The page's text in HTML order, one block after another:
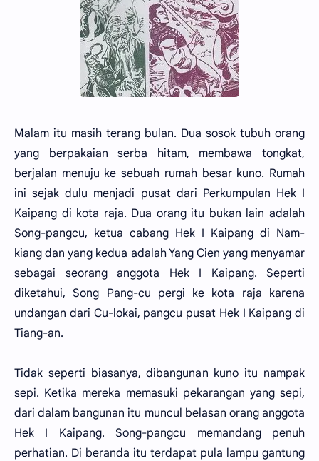
Malam itu masih terang bulan. Dua sosok tubuh orang
yang berpakaian serba hitam, membawa tongkat,
berjalan menuju ke sebuah rumah besar kuno. Rumah
ini sejak dulu menjadi pusat dari Perkumpulan Hek I
Kaipang di kota raja. Dua orang itu bukan lain adalah
Song-pangcu, ketua cabang Hek I Kaipang di Nam-
kiang dan yang kedua adalah Yang Cien yang menyamar
sebagai seorang anggota Hek I Kaipang. Seperti
diketahui, Song Pang-cu pergi ke kota raja karena
undangan dari Cu-lokai, pangcu pusat Hek I Kaipang di
Tiang-an.
Tidak seperti biasanya, dibangunan kuno itu nampak
sepi. Ketika mereka memasuki pekarangan yang sepi,
dari dalam bangunan itu muncul belasan orang anggota
Hek I Kaipang. Song-pangcu memandang penuh
perhatian. Di beranda itu terdapat pula lampu gantung